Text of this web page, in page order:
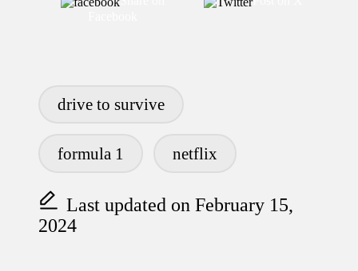
drive to survive
formula 1 netflix
Last updated on February 15,
2024